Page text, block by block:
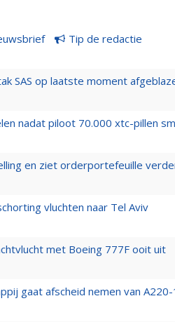
Tip de redactie
SAS op laatste moment
nadat piloot 70.000 xtc-pillen
en ziet orderportefeuille
vluchten naar Tel Aviv
met Boeing 777F ooit uit
gaat afscheid nemen van